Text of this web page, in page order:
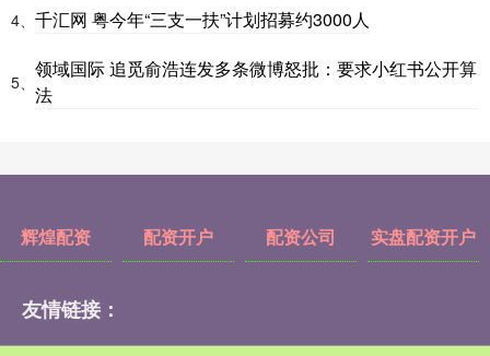
4、 千汇网 粤今年“三支一扶”计划招募约3000人
5、
领域国际 追觅俞浩连发多条微博怒批：要求小红书公开算
法
辉煌配资 配资开户 配资公司 实盘配资开户
友情链接：